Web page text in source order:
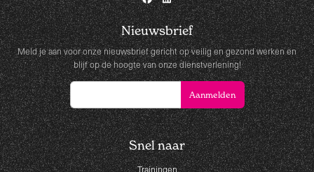
Nieuwsbrief
Meld je aan voor onze nieuwsbrief gericht op veilig en gezond werken en
blijf op de hoogte van onze dienstverlening!
Snel naar
Trainingen